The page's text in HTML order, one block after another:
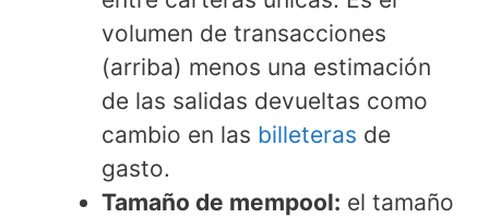
volumen de transacciones
(arriba) menos una estimación
de las salidas devueltas como
cambio en las billeteras de
gasto.
Tamaño de mempool: el tamaño